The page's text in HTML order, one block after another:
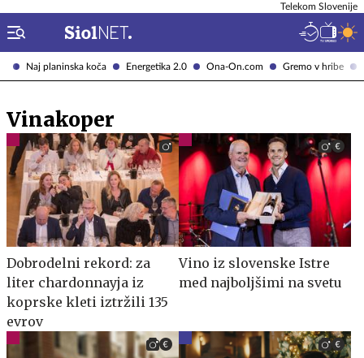
Naj planinska koča Energetika 2.0 Ona-On.com Gremo v hribe
Telekom Slovenije
Vinakoper
Dobrodelni rekord: za
liter chardonnayja iz
koprske kleti iztržili 135
evrov
Vino iz slovenske Istre
med najboljšimi na svetu